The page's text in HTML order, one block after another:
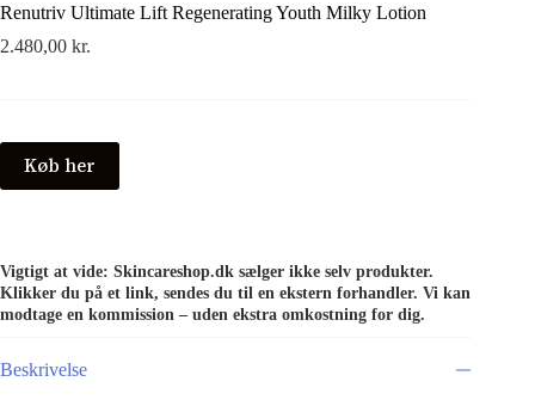
Renutriv Ultimate Lift Regenerating Youth Milky Lotion
2.480,00 kr.
Køb her
Vigtigt at vide: Skincareshop.dk sælger ikke selv produkter.
Klikker du på et link, sendes du til en ekstern forhandler. Vi kan
modtage en kommission – uden ekstra omkostning for dig.
Beskrivelse